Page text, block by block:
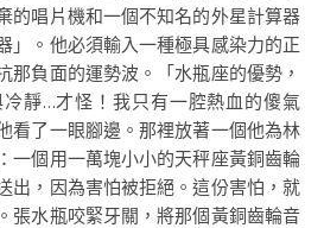
的唱片機和一個不知名的外星計算器
」。他必須輸入一種極具感染力的正
那負面的運勢波。「水瓶座的優勢，
靜…才怪！我只有一腔熱血的傻氣
看了一眼腳邊。那裡放著一個他為林
一個用一萬塊小小的天秤座黃銅齒輪
出，因為害怕被拒絕。這份害怕，就
張水瓶咬緊牙關，將那個黃銅齒輪音